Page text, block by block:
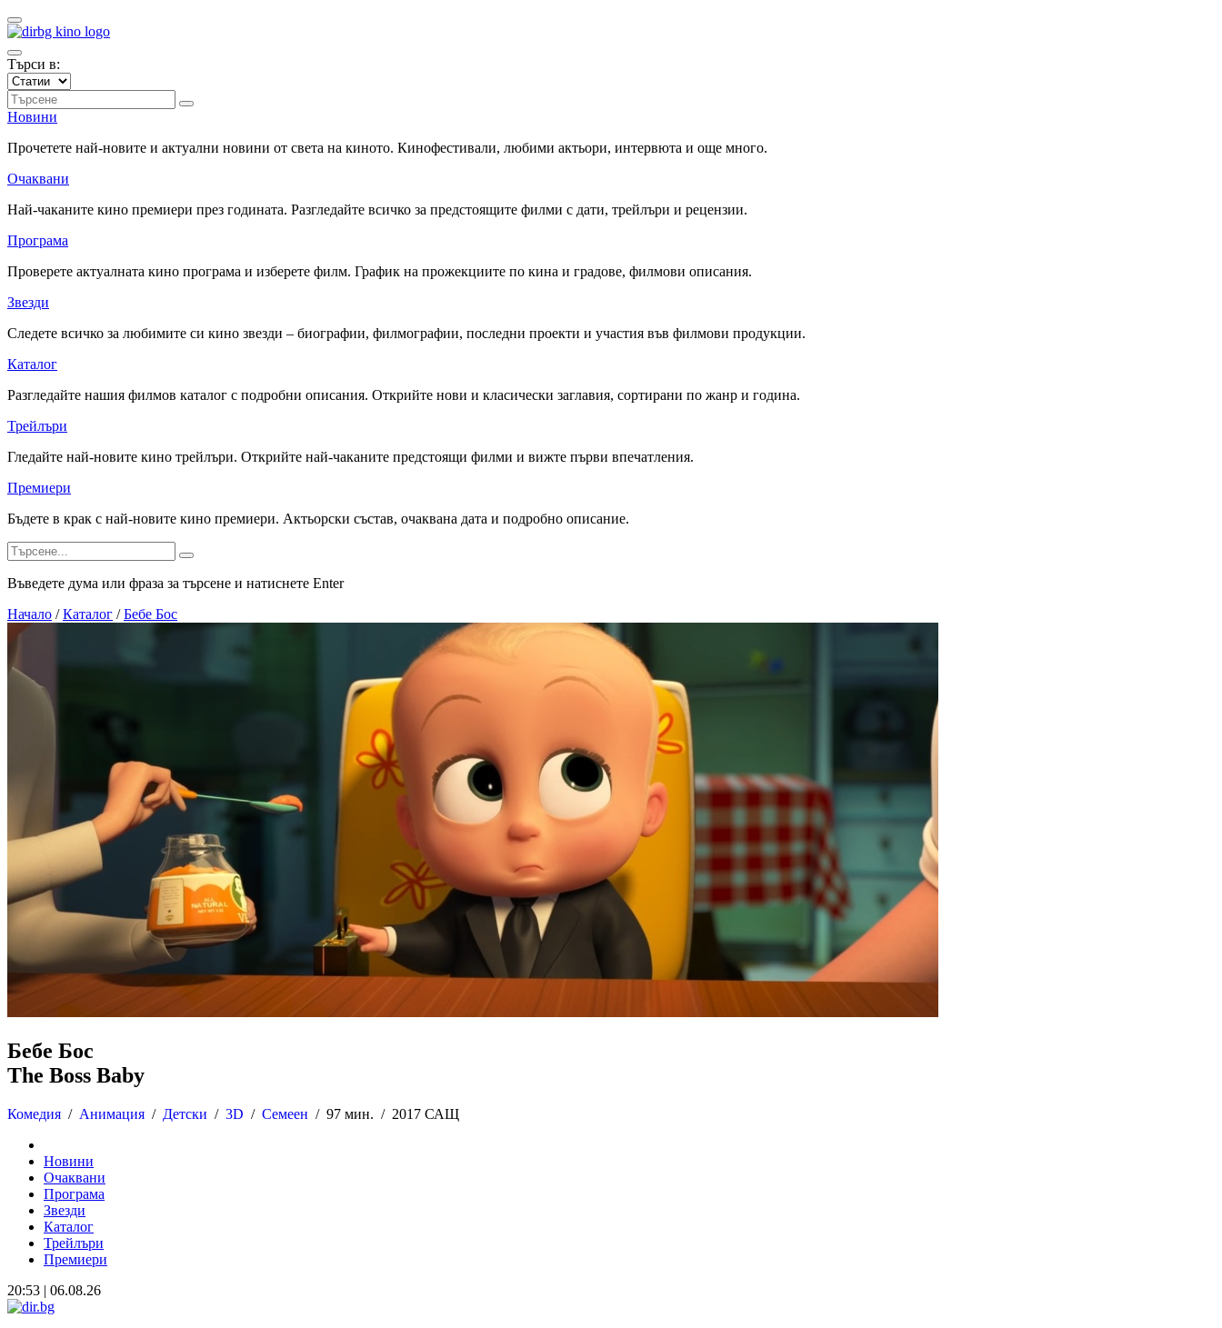
Търси в:
Новини
Прочетете най-новите и актуални новини от света на киното. Кинофестивали, любими актьори, интервюта и още много.
Очаквани
Най-чаканите кино премиери през годината. Разгледайте всичко за предстоящите филми с дати, трейлъри и рецензии.
Програма
Проверете актуалната кино програма и изберете филм. График на прожекциите по кина и градове, филмови описания.
Звезди
Следете всичко за любимите си кино звезди – биографии, филмографии, последни проекти и участия във филмови продукции.
Каталог
Разгледайте нашия филмов каталог с подробни описания. Открийте нови и класически заглавия, сортирани по жанр и година.
Трейлъри
Гледайте най-новите кино трейлъри. Открийте най-чаканите предстоящи филми и вижте първи впечатления.
Премиери
Бъдете в крак с най-новите кино премиери. Актьорски състав, очаквана дата и подробно описание.
Въведете дума или фраза за търсене и натиснете Enter
Начало / Каталог / Бебе Бос
Бебе Бос
The Boss Baby
Комедия / Анимация / Детски / 3D / Семеен / 97 мин. / 2017 САЩ
Новини
Очаквани
Програма
Звезди
Каталог
Трейлъри
Премиери
20:53 | 06.08.26